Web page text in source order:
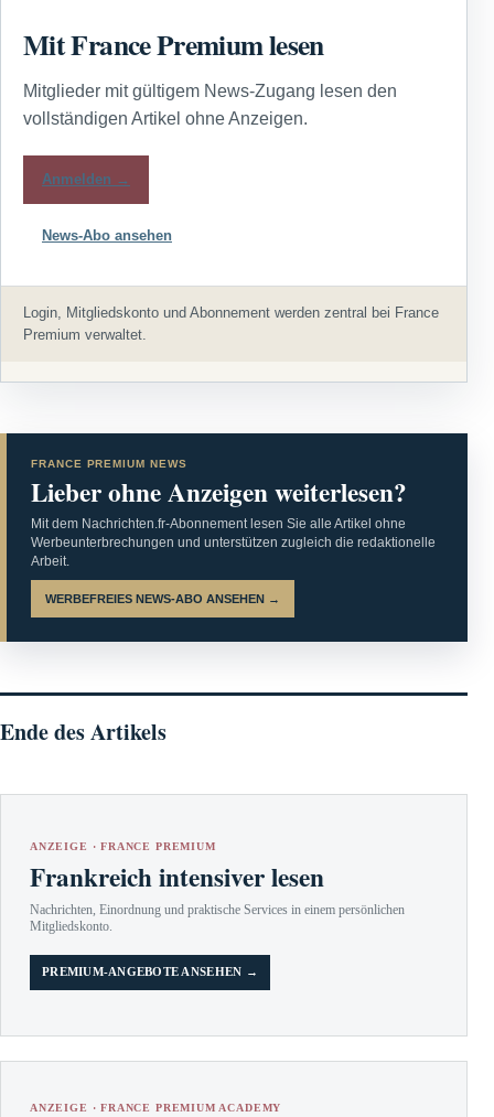
Mit France Premium lesen
Mitglieder mit gültigem News-Zugang lesen den
vollständigen Artikel ohne Anzeigen.
Anmelden →
News-Abo ansehen
Login, Mitgliedskonto und Abonnement werden zentral bei France
Premium verwaltet.
FRANCE PREMIUM NEWS
Lieber ohne Anzeigen weiterlesen?
Mit dem Nachrichten.fr-Abonnement lesen Sie alle Artikel ohne
Werbeunterbrechungen und unterstützen zugleich die redaktionelle
Arbeit.
WERBEFREIES NEWS-ABO ANSEHEN →
Ende des Artikels
ANZEIGE · FRANCE PREMIUM
Frankreich intensiver lesen
Nachrichten, Einordnung und praktische Services in einem persönlichen
Mitgliedskonto.
PREMIUM-ANGEBOTE ANSEHEN →
ANZEIGE · FRANCE PREMIUM ACADEMY